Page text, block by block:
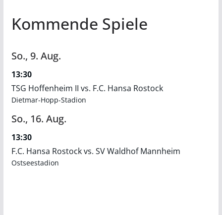
Kommende Spiele
So., 9. Aug.
13:30
TSG Hoffenheim II vs. F.C. Hansa Rostock
Dietmar-Hopp-Stadion
So., 16. Aug.
13:30
F.C. Hansa Rostock vs. SV Waldhof Mannheim
Ostseestadion